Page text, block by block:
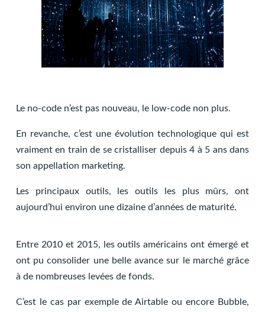
Le no-code n’est pas nouveau, le low-code non plus.
En revanche, c’est une évolution technologique qui est
vraiment en train de se cristalliser depuis 4 à 5 ans dans
son appellation marketing.
Les principaux outils, les outils les plus mûrs, ont
aujourd’hui environ une dizaine d’années de maturité.
Entre 2010 et 2015, les outils américains ont émergé et
ont pu consolider une belle avance sur le marché grâce
à de nombreuses levées de fonds.
C’est le cas par exemple de Airtable ou encore Bubble,